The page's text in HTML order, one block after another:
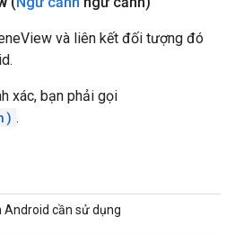
và liên kết đối tượng đó
xác, bạn phải gọi
.
Android cần sử dụng